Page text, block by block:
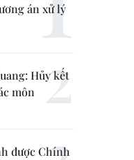
án xử lý
Hủy kết
môn
được Chính